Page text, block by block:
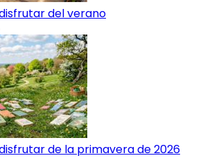
del verano
de la primavera de 2026